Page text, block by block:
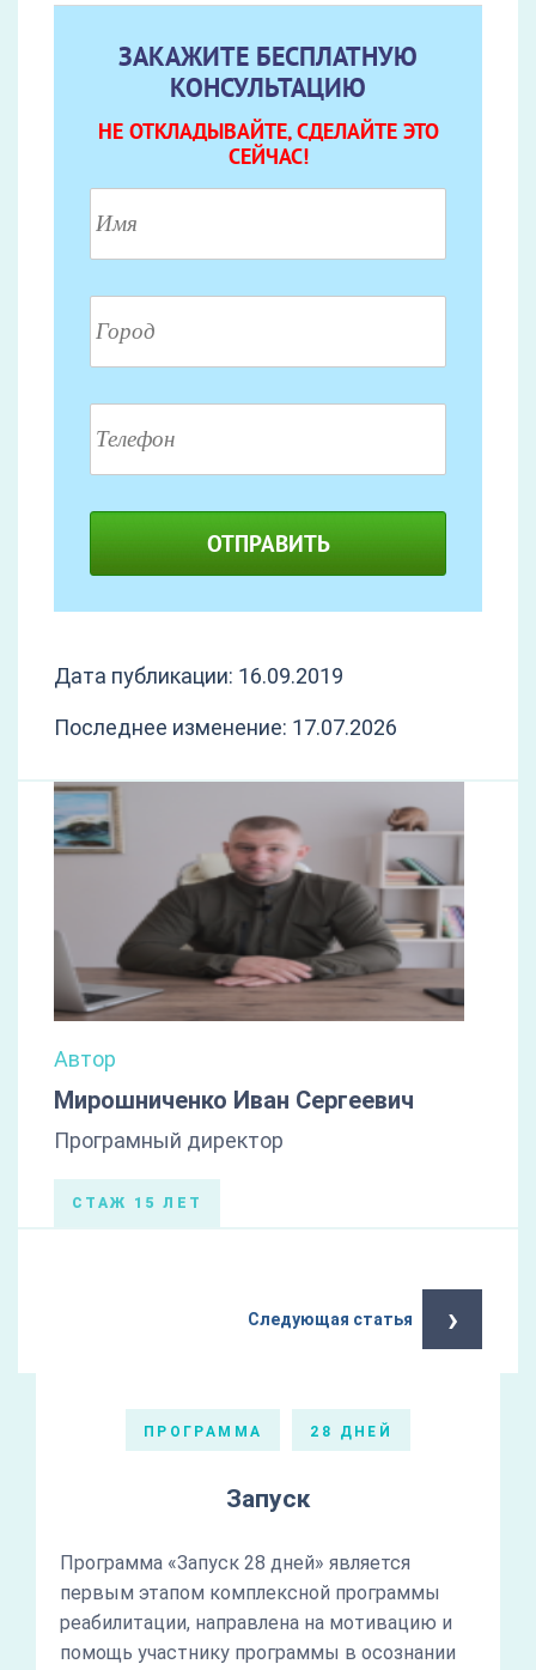
ЗАКАЖИТЕ БЕСПЛАТНУЮ
КОНСУЛЬТАЦИЮ
НЕ ОТКЛАДЫВАЙТЕ, СДЕЛАЙТЕ ЭТО
СЕЙЧАС!
ОТПРАВИТЬ
Дата публикации: 16.09.2019
Последнее изменение: 17.07.2026
Автор
Мирошниченко Иван Сергеевич
Програмный директор
СТАЖ 15 ЛЕТ
Следующая статья ›
ПРОГРАММА 28 ДНЕЙ
Запуск
Программа «Запуск 28 дней» является
первым этапом комплексной программы
реабилитации, направлена на мотивацию и
помощь участнику программы в осознании